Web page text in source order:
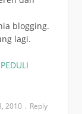
blogging.
lagi.
2010 Reply